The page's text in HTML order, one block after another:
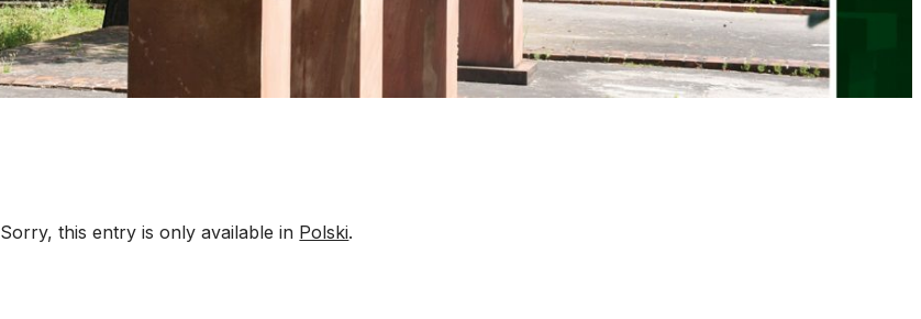
Sorry, this entry is only available in Polski.